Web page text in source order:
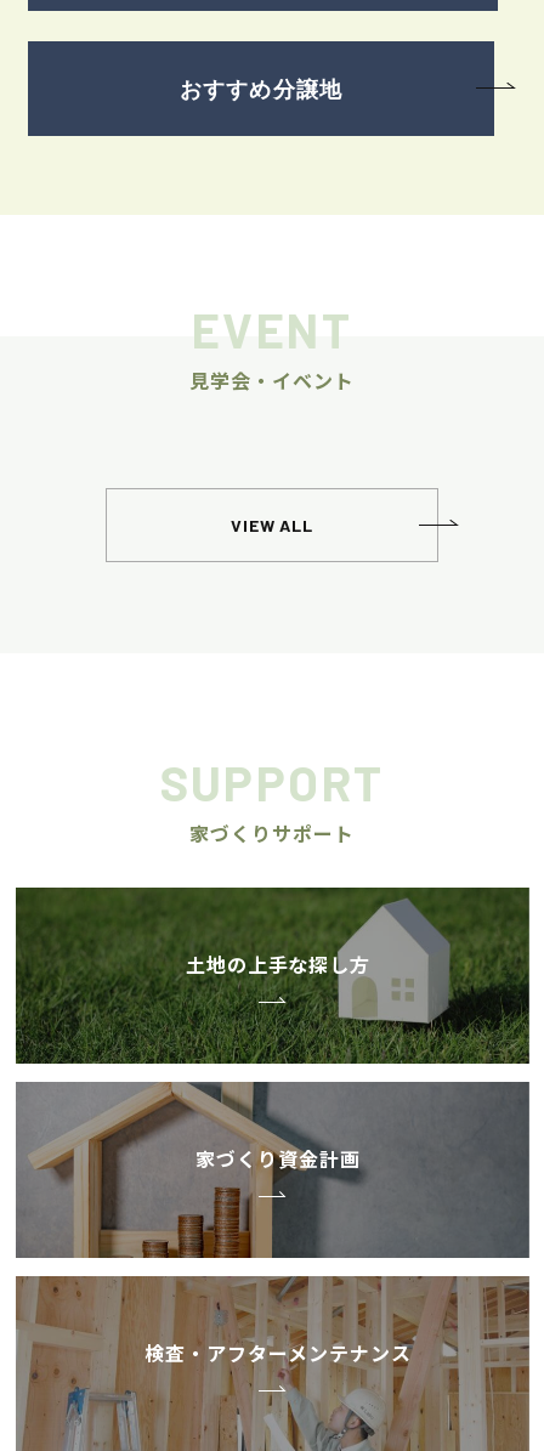
おすすめ分譲地
EVENT
見学会・イベント
VIEW ALL
SUPPORT
家づくりサポート
土地の上手な探し方
家づくり資金計画
検査・アフターメンテナンス